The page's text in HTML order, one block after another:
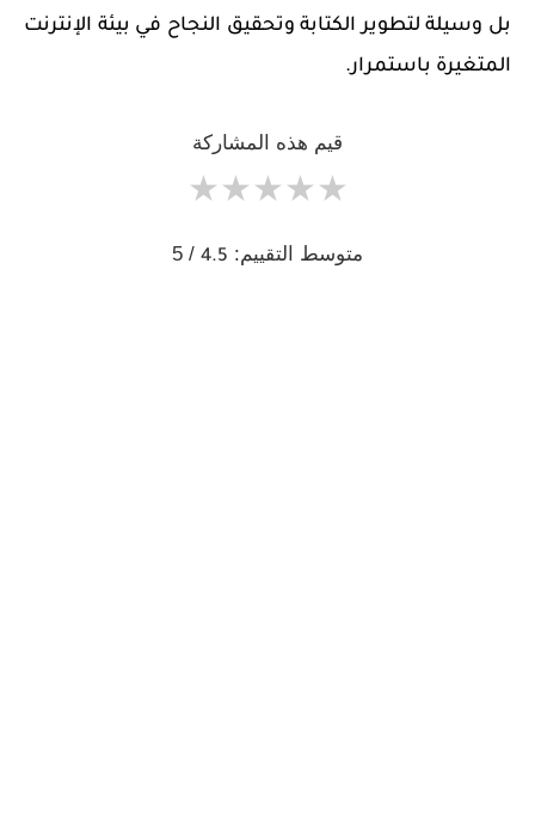
بل وسيلة لتطوير الكتابة وتحقيق النجاح في بيئة الإنترنت
المتغيرة باستمرار.
قيم هذه المشاركة
★
★
★
★
★
متوسط التقييم: 4.5
/ 5